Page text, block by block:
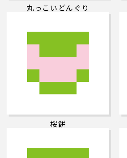
丸っこいどんぐり
桜餅